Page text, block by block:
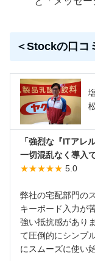
＜Stockの口コ
「強烈な『ITアレ
一切混乱なく導入
★★★★★ 5.0
弊社の宅配部門の
キーボード入力が
強い抵抗感があり
て圧倒的にシンプ
にスムーズに使い